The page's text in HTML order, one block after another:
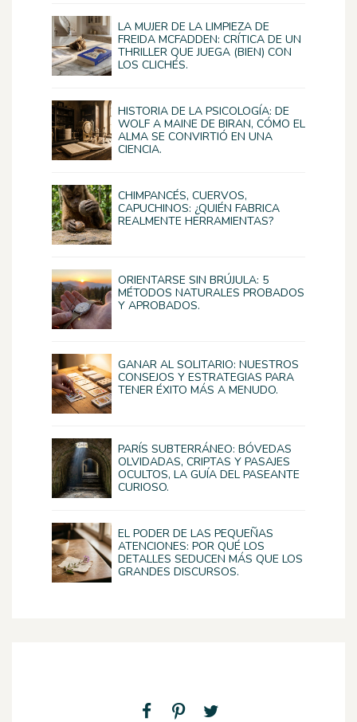
LA MUJER DE LA LIMPIEZA DE
FREIDA MCFADDEN: CRÍTICA DE UN
THRILLER QUE JUEGA (BIEN) CON
LOS CLICHÉS.
HISTORIA DE LA PSICOLOGÍA: DE
WOLF A MAINE DE BIRAN, CÓMO EL
ALMA SE CONVIRTIÓ EN UNA
CIENCIA.
CHIMPANCÉS, CUERVOS,
CAPUCHINOS: ¿QUIÉN FABRICA
REALMENTE HERRAMIENTAS?
ORIENTARSE SIN BRÚJULA: 5
MÉTODOS NATURALES PROBADOS
Y APROBADOS.
GANAR AL SOLITARIO: NUESTROS
CONSEJOS Y ESTRATEGIAS PARA
TENER ÉXITO MÁS A MENUDO.
PARÍS SUBTERRÁNEO: BÓVEDAS
OLVIDADAS, CRIPTAS Y PASAJES
OCULTOS, LA GUÍA DEL PASEANTE
CURIOSO.
EL PODER DE LAS PEQUEÑAS
ATENCIONES: POR QUÉ LOS
DETALLES SEDUCEN MÁS QUE LOS
GRANDES DISCURSOS.